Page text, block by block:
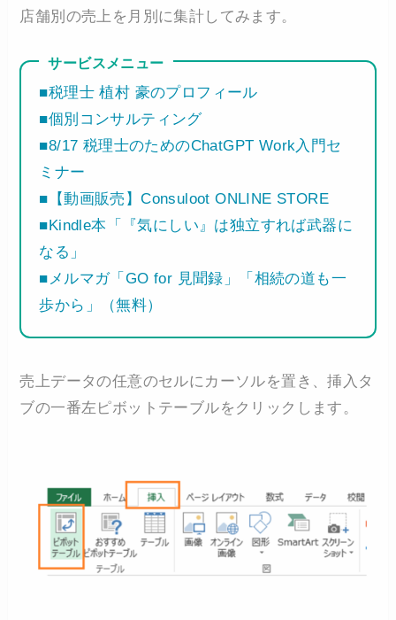
店舗別の売上を月別に集計してみます。
サービスメニュー
■税理士 植村 豪のプロフィール
■個別コンサルティング
■8/17 税理士のためのChatGPT Work入門セ
ミナー
■【動画販売】Consuloot ONLINE STORE
■Kindle本「『気にしい』は独立すれば武器に
なる」
■メルマガ「GO for 見聞録」「相続の道も一
歩から」（無料）
売上データの任意のセルにカーソルを置き、挿入タ
ブの一番左ピボットテーブルをクリックします。